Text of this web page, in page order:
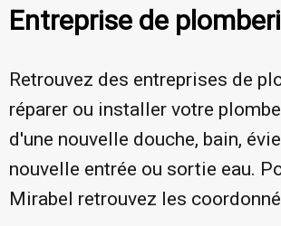
Entreprise de
Retrouvez des entreprises de
réparer ou installer votre
d'une nouvelle douche, bain,
nouvelle entrée ou sortie eau.
Mirabel retrouvez les